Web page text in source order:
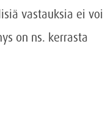
vastauksia ei voi
on ns. kerrasta